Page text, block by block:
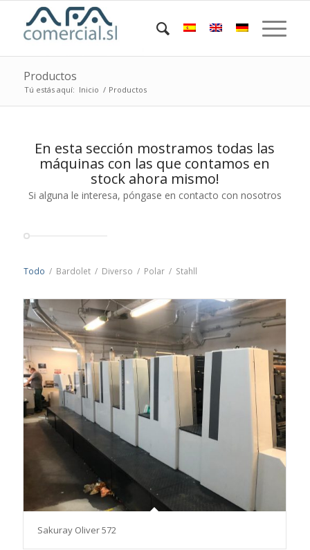
Productos
Tú estás aquí: Inicio / Productos
En esta sección mostramos todas las
máquinas con las que contamos en
stock ahora mismo!
Si alguna le interesa, póngase en contacto con nosotros
Todo / Bardolet / Diverso / Polar / Stahll
Sakuray Oliver 572